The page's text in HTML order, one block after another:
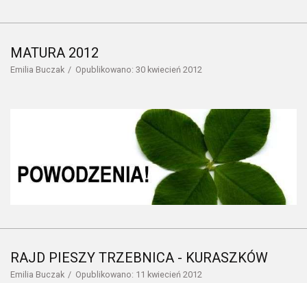
MATURA 2012
Emilia Buczak Opublikowano: 30 kwiecień 2012
RAJD PIESZY TRZEBNICA - KURASZKÓW
Emilia Buczak Opublikowano: 11 kwiecień 2012